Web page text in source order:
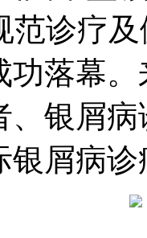
范诊疗
功落幕
、银屑
银屑病